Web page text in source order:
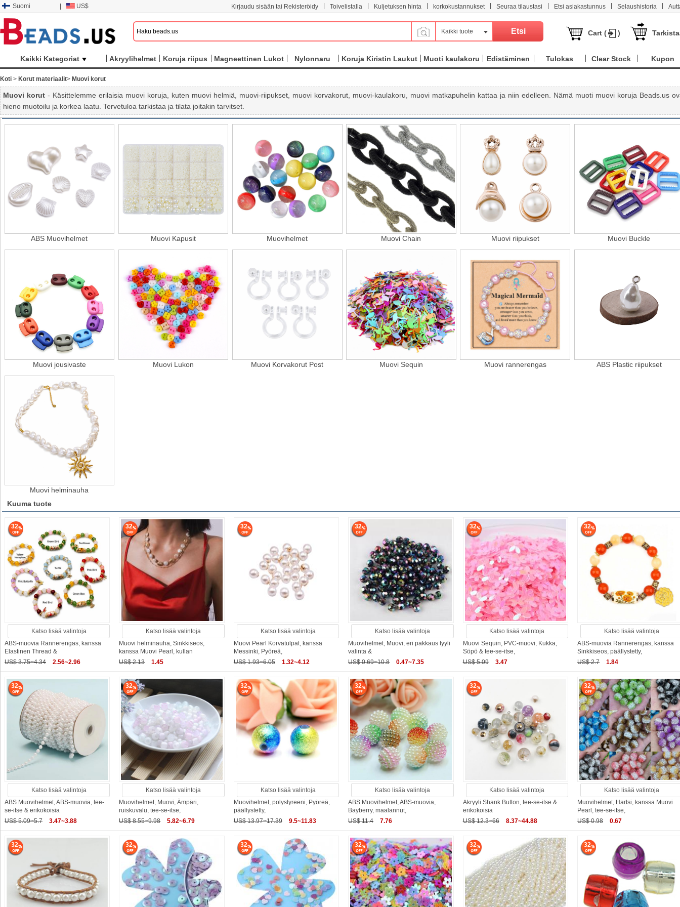
Suomi US$ Kirjaudu sisään tai Rekisteröidy Toivelistalla Kuljetuksen hinta korkokustannukset Seuraa tilaustasi Etsi asiakastunnus Selaushistoria
Kaikki tuote Cart ( )
Kaikki Kategoriat Akryylihelmet Koruja riipus Magneettinen Lukot Nylonnaru Koruja Kiristin Laukut Muoti kaulakoru Edistäminen Tulokas Clear Stock Kupon
Koti > Korut materiaalit> Muovi korut
Muovi korut - Käsittelemme erilaisia ​​muovi koruja, kuten muovi helmiä, muovi-riipukset, muovi korvakorut, muovi-kaulakoru, muovi matkapuhelin kattaa ja niin edelleen. Nämä muoti muovi koruja Beads.us
hieno muotoilu ja korkea laatu. Tervetuloa tarkistaa ja tilata joitakin tarvitset.
ABS Muovihelmet Muovi Kapusit Muovihelmet Muovi Chain Muovi riipukset Muovi Buckle
Muovi jousivaste Muovi Lukon Muovi Korvakorut Post Muovi Sequin Muovi rannerengas ABS Plastic riipukset
Muovi helminauha
Kuuma tuote
32
Katso lisää valintoja
ABS-muovia Rannerengas, kanssa
Elastinen Thread &
US$ 3.75~4.34
2.56~2.96
32
Katso lisää valintoja
Muovi helminauha, Sinkkiseos,
kanssa Muovi Pearl, kullan
US$ 2.13
1.45
32
Katso lisää valintoja
Muovi Pearl Korvatulpat, kanssa
Messinki, Pyöreä,
US$ 1.93~6.05
1.32~4.12
32
Katso lisää valintoja
Muovihelmet, Muovi, eri pakkaus tyyli
valinta &
US$ 0.69~10.8
0.47~7.35
32
Katso lisää valintoja
Muovi Sequin, PVC-muovi, Kukka,
Söpö & tee-se-itse,
US$ 5.09
3.47
32
Katso lisää valintoja
ABS-muovia Rannerengas, kanssa
Sinkkiseos, päällystetty,
US$ 2.7
1.84
32
Katso lisää valintoja
ABS Muovihelmet, ABS-muovia, tee-
se-itse & erikokoisia
US$ 5.09~5.7
3.47~3.88
32
Katso lisää valintoja
Muovihelmet, Muovi, Ämpäri,
ruiskuvalu, tee-se-itse,
US$ 8.55~9.98
5.82~6.79
32
Katso lisää valintoja
Muovihelmet, polystyreeni, Pyöreä,
päällystetty,
US$ 13.97~17.39
9.5~11.83
32
Katso lisää valintoja
ABS Muovihelmet, ABS-muovia,
Bayberry, maalannut,
US$ 11.4
7.76
32
Katso lisää valintoja
Akryyli Shank Button, tee-se-itse &
erikokoisia
US$ 12.3~66
8.37~44.88
32
Katso lisää valintoja
Muovihelmet, Hartsi, kanssa Muovi
Pearl, tee-se-itse,
US$ 0.98
0.67
32 32 32 32 32 32